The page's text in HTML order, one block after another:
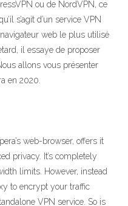
ou de NordVPN, ce
s’agit d’un service VPN
web le plus utilisé
il essaye de proposer
allons vous présenter
en 2020.
web-browser, offers it
privacy. It’s completely
limits. However, instead
to encrypt your traffic
VPN service. So is